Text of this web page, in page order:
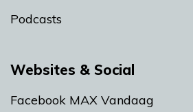
Podcasts
Websites & Social
Facebook MAX Vandaag